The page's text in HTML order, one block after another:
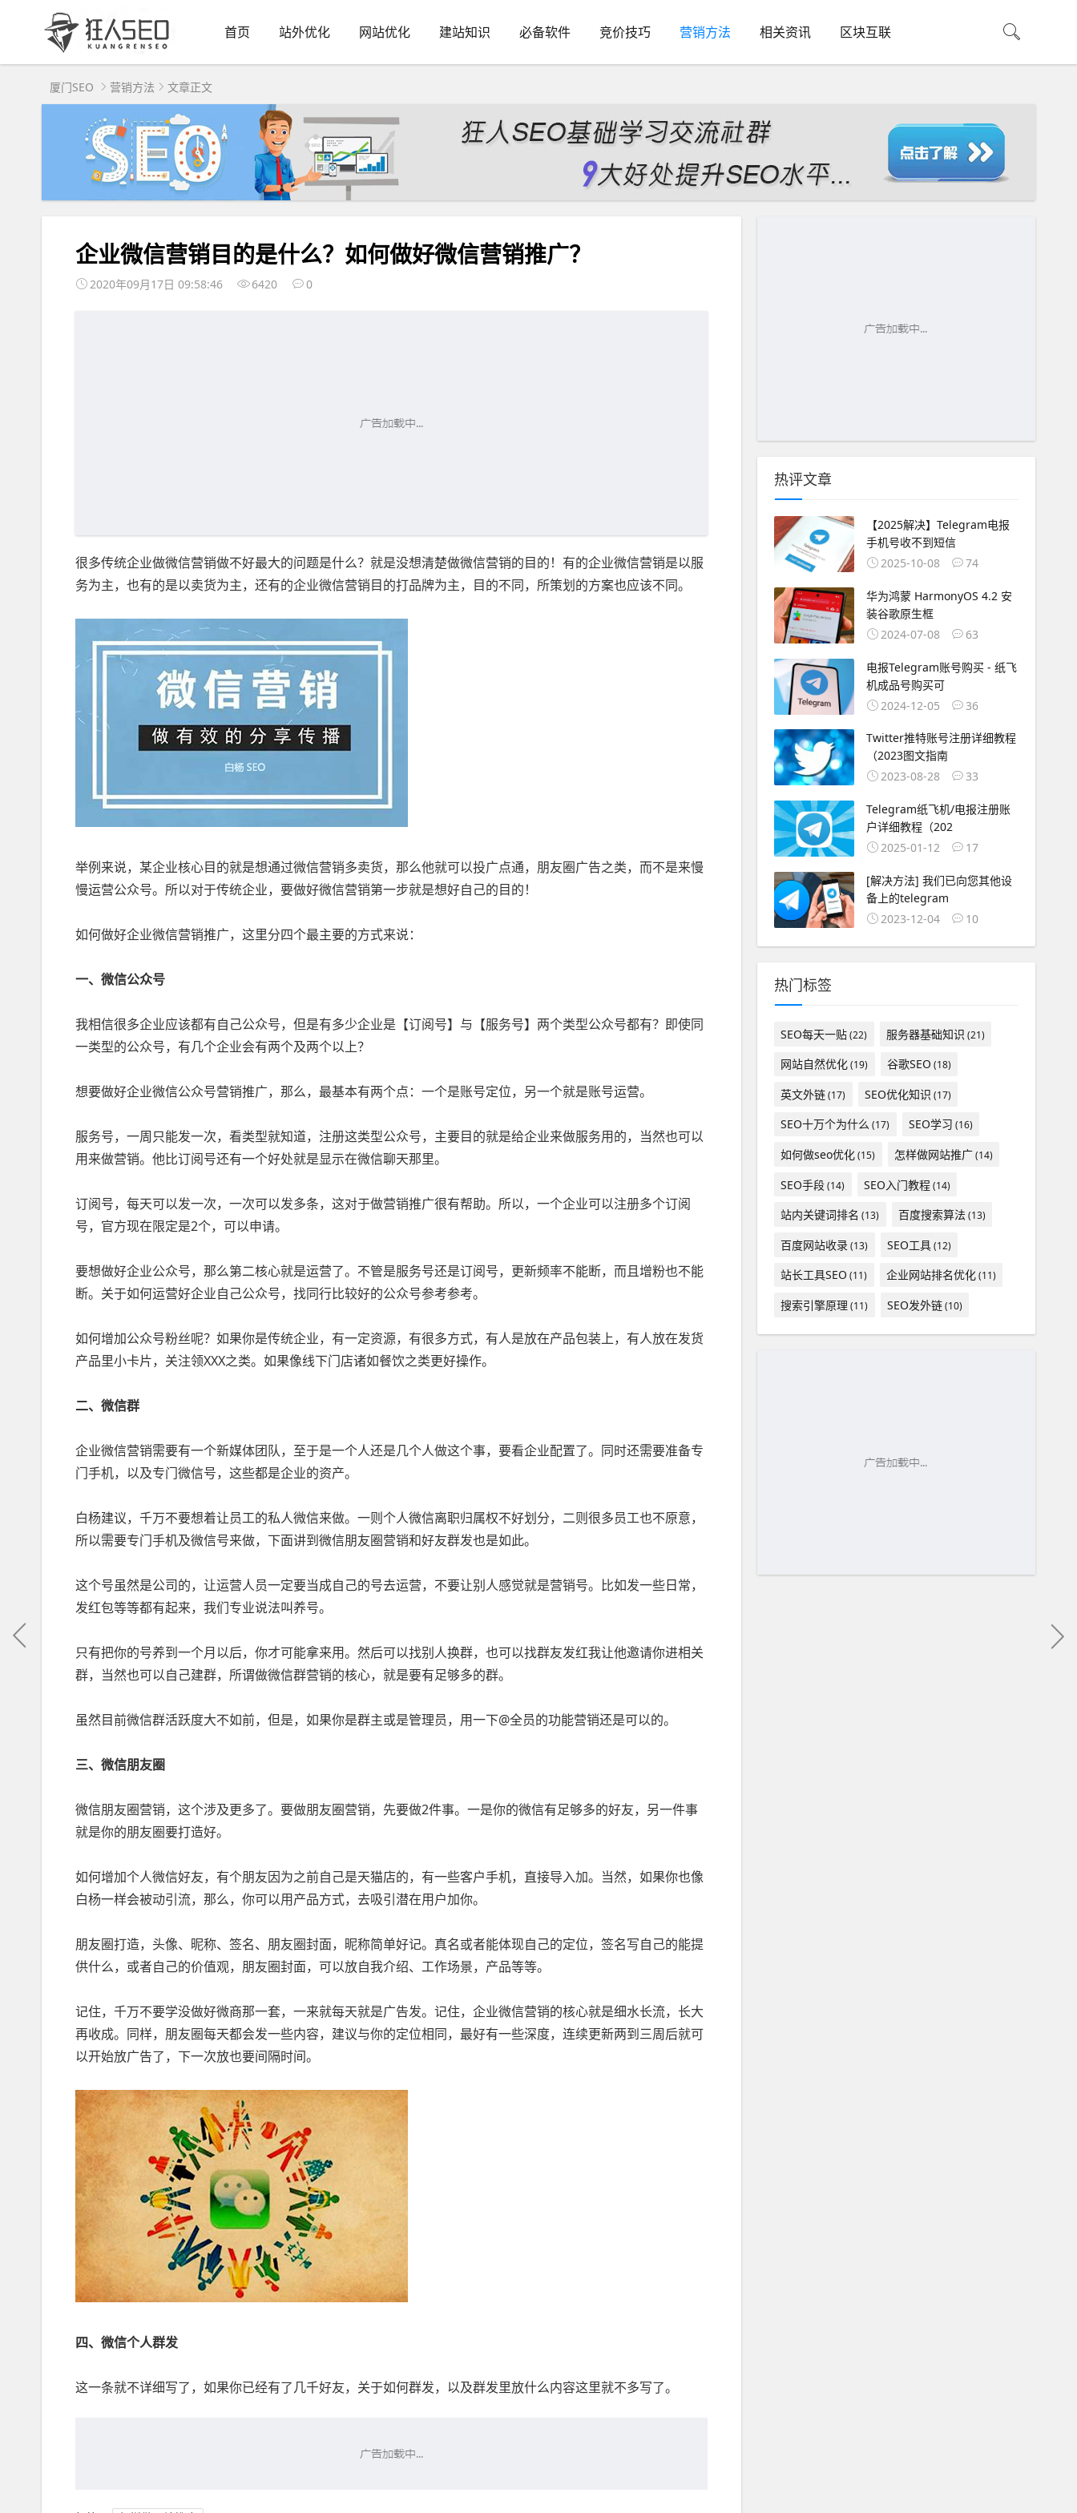
首页 站外优化 网站优化 建站知识 必备软件 竞价技巧 营销方法 相关资讯 区块互联
厦门SEO 营销方法 文章正文
企业微信营销目的是什么？如何做好微信营销推广？
2020年09月17日 09:58:46 6420 0
很多传统企业做微信营销做不好最大的问题是什么？就是没想清楚做微信营销的目的！有的企业微信营销是以服
务为主，也有的是以卖货为主，还有的企业微信营销目的打品牌为主，目的不同，所策划的方案也应该不同。
举例来说，某企业核心目的就是想通过微信营销多卖货，那么他就可以投广点通，朋友圈广告之类，而不是来慢
慢运营公众号。所以对于传统企业，要做好微信营销第一步就是想好自己的目的！
如何做好企业微信营销推广，这里分四个最主要的方式来说：
一、微信公众号
我相信很多企业应该都有自己公众号，但是有多少企业是【订阅号】与【服务号】两个类型公众号都有？即使同
一类型的公众号，有几个企业会有两个及两个以上？
想要做好企业微信公众号营销推广，那么，最基本有两个点：一个是账号定位，另一个就是账号运营。
服务号，一周只能发一次，看类型就知道，注册这类型公众号，主要目的就是给企业来做服务用的，当然也可以
用来做营销。他比订阅号还有一个好处就是显示在微信聊天那里。
订阅号，每天可以发一次，一次可以发多条，这对于做营销推广很有帮助。所以，一个企业可以注册多个订阅
号，官方现在限定是2个，可以申请。
要想做好企业公众号，那么第二核心就是运营了。不管是服务号还是订阅号，更新频率不能断，而且增粉也不能
断。关于如何运营好企业自己公众号，找同行比较好的公众号参考参考。
如何增加公众号粉丝呢？如果你是传统企业，有一定资源，有很多方式，有人是放在产品包装上，有人放在发货
产品里小卡片，关注领XXX之类。如果像线下门店诸如餐饮之类更好操作。
二、微信群
企业微信营销需要有一个新媒体团队，至于是一个人还是几个人做这个事，要看企业配置了。同时还需要准备专
门手机，以及专门微信号，这些都是企业的资产。
白杨建议，千万不要想着让员工的私人微信来做。一则个人微信离职归属权不好划分，二则很多员工也不原意，
所以需要专门手机及微信号来做，下面讲到微信朋友圈营销和好友群发也是如此。
这个号虽然是公司的，让运营人员一定要当成自己的号去运营，不要让别人感觉就是营销号。比如发一些日常，
发红包等等都有起来，我们专业说法叫养号。
只有把你的号养到一个月以后，你才可能拿来用。然后可以找别人换群，也可以找群友发红我让他邀请你进相关
群，当然也可以自己建群，所谓做微信群营销的核心，就是要有足够多的群。
虽然目前微信群活跃度大不如前，但是，如果你是群主或是管理员，用一下@全员的功能营销还是可以的。
三、微信朋友圈
微信朋友圈营销，这个涉及更多了。要做朋友圈营销，先要做2件事。一是你的微信有足够多的好友，另一件事
就是你的朋友圈要打造好。
如何增加个人微信好友，有个朋友因为之前自己是天猫店的，有一些客户手机，直接导入加。当然，如果你也像
白杨一样会被动引流，那么，你可以用产品方式，去吸引潜在用户加你。
朋友圈打造，头像、昵称、签名、朋友圈封面，昵称简单好记。真名或者能体现自己的定位，签名写自己的能提
供什么，或者自己的价值观，朋友圈封面，可以放自我介绍、工作场景，产品等等。
记住，千万不要学没做好微商那一套，一来就每天就是广告发。记住，企业微信营销的核心就是细水长流，长大
再收成。同样，朋友圈每天都会发一些内容，建议与你的定位相同，最好有一些深度，连续更新两到三周后就可
以开始放广告了，下一次放也要间隔时间。
四、微信个人群发
这一条就不详细写了，如果你已经有了几千好友，关于如何群发，以及群发里放什么内容这里就不多写了。
热评文章
【2025解决】Telegram电报
手机号收不到短信
2025-10-08
74
华为鸿蒙 HarmonyOS 4.2 安
装谷歌原生框
2024-07-08
63
电报Telegram账号购买 - 纸飞
机成品号购买可
2024-12-05
36
Twitter推特账号注册详细教程
（2023图文指南
2023-08-28
33
Telegram纸飞机/电报注册账
户详细教程（202
2025-01-12
17
[解决方法] 我们已向您其他设
备上的telegram
2023-12-04
10
热门标签
SEO每天一贴(22) 服务器基础知识 (21)
网站自然优化(19) 谷歌SEO (18)
英文外链(17) SEO优化知识 (17)
SEO十万个为什么 (17) SEO学习 (16)
如何做seo优化(15) 怎样做网站推广(14)
SEO手段(14) SEO入门教程(14)
站内关键词排名 (13) 百度搜索算法(13)
百度网站收录(13) SEO工具(12)
站长工具SEO (11) 企业网站排名优化(11)
搜索引擎原理 (11) SEO发外链(10)